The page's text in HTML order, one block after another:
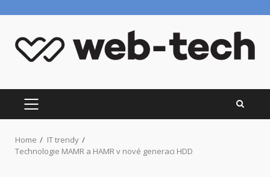
content
PRIMARY
MENU
Home
IT trendy
Technologie MAMR a HAMR v nové generaci HDD